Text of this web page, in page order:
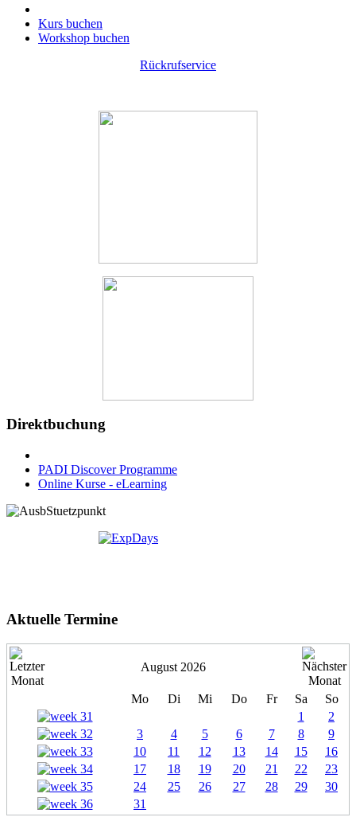
Kurs buchen
Workshop buchen
Rückrufservice
Direktbuchung
PADI Discover Programme
Online Kurse - eLearning
Aktuelle Termine
August 2026
Mo Di Mi Do Fr Sa
So
1
2
3
4 5 6 7 8
9
10
11 12 13 14 15
16
17
18 19 20 21 22
23
24
25 26 27 28 29
30
31